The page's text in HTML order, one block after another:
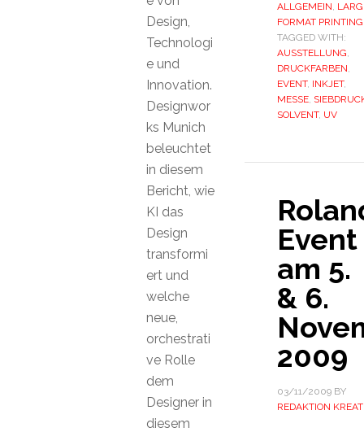
ALLGEMEIN,
FORMAT PRINTING
TAGGED WITH:
AUSSTELLUNG,
DRUCKFARBEN,
EVENT, INKJET,
MESSE,
SOLVENT, UV
Event
am 5.
& 6.
2009
03/11/2009BY
REDAKTION
Design,
Technologi
e und
Innovation.
Designwor
ks Munich
beleuchtet
in diesem
Bericht, wie
KI das
Design
transformi
ert und
welche
neue,
orchestrati
ve Rolle
dem
Designer in
diesem